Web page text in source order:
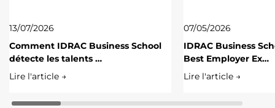
13/07/2026
Comment IDRAC Business School
détecte les talents …
Lire l'article →
07/05/2026
IDRAC Business
Best Employer Ex…
Lire l'article →